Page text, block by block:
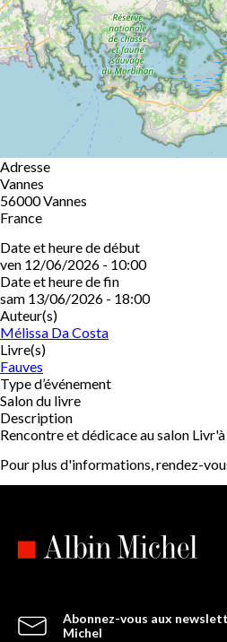
Adresse
Vannes
56000Vannes
France
Date et heure de début
ven 12/06/2026 - 10:00
Date et heure de fin
sam 13/06/2026 - 18:00
Auteur(s)
Mélissa Da Costa
Livre(s)
Fauves
Type d’événement
Salon du livre
Description
Rencontre et dédicace au salon Livr'à
Pour plus d'informations, rendez-
Abonnez-vous aux
Michel